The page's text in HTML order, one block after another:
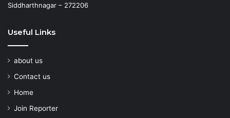
Siddharthnagar – 272206
Useful Links
about us
Contact us
Home
Join Reporter